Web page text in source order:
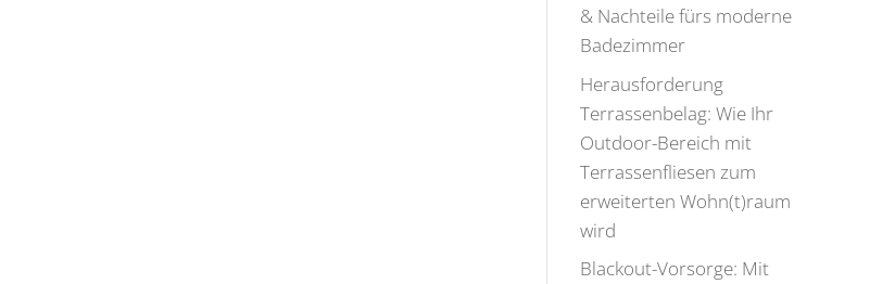
& Nachteile fürs moderne
Badezimmer
Herausforderung
Terrassenbelag: Wie Ihr
Outdoor-Bereich mit
Terrassenfliesen zum
erweiterten Wohn(t)raum
wird
Blackout-Vorsorge: Mit